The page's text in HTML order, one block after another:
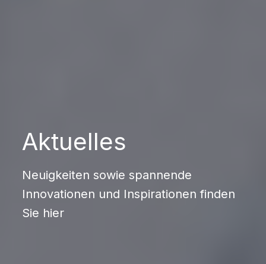
Aktuelles
Neuigkeiten sowie spannende
Innovationen und Inspirationen finden
Sie hier